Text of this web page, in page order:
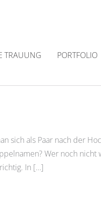
TRAUUNG PORTFOLIO
sich als Paar nach der
Wer noch nicht
In […]